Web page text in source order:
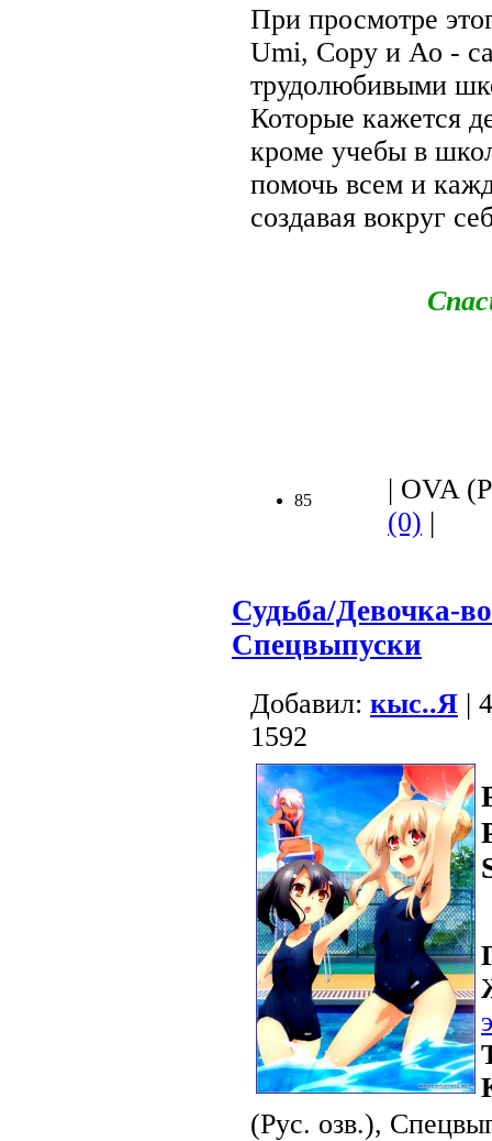
При просмотре
Umi, Сору и Ао -
трудолюбивыми
Которые кажется
кроме учебы в
помочь всем и
создавая вокруг
85
| OVA
(0) |
Судьба/Девочка-
Спецвыпуски
Добавил: кыс..Я |
1592
(Рус. озв.),